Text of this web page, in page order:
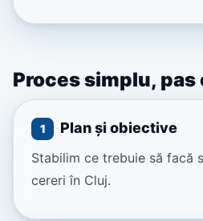
Proces simplu, pas
1 Plan și obiective
Stabilim ce trebuie să facă
cereri în Cluj.